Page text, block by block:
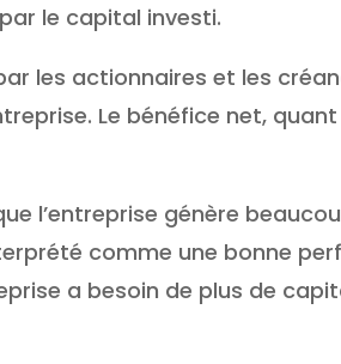
le capital investi.
les actionnaires et les
Le bénéfice net, quant
l’entreprise génère
comme une bonne
a besoin de plus de